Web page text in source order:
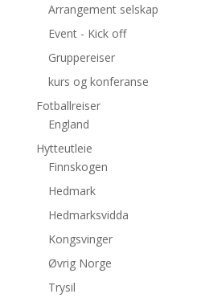
Arrangement selskap
Event - Kick off
Gruppereiser
kurs og konferanse
Fotballreiser
England
Hytteutleie
Finnskogen
Hedmark
Hedmarksvidda
Kongsvinger
Øvrig Norge
Trysil